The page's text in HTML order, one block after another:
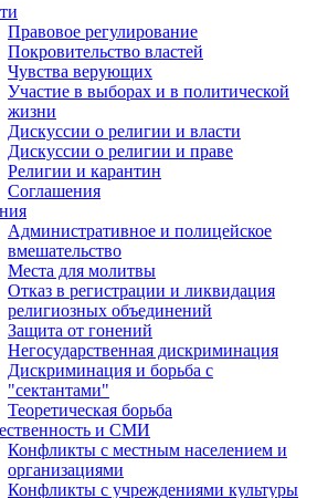
Правовое регулирование
Покровительство властей
Чувства верующих
Участие в выборах и в политической
жизни
Дискуссии о религии и власти
Дискуссии о религии и праве
Религии и карантин
Соглашения
Административное и полицейское
вмешательство
Места для молитвы
Отказ в регистрации и ликвидация
религиозных объединений
Защита от гонений
Негосударственная дискриминация
Дискриминация и борьба с
"сектантами"
Теоретическая борьба
и СМИ
Конфликты с местным населением и
организациями
Конфликты с учреждениями культуры